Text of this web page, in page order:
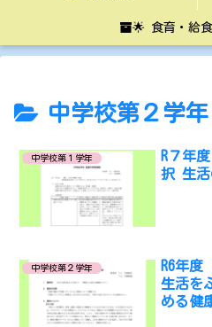
🌟 食育・給
中学校第２学年
中学校第１学年
R７年
択 生活
中学校第２学年
R6年
生活を
める健